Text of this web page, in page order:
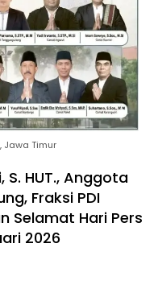
Timur
HUT., Anggota
Fraksi PDI
Selamat Hari Pers
2026